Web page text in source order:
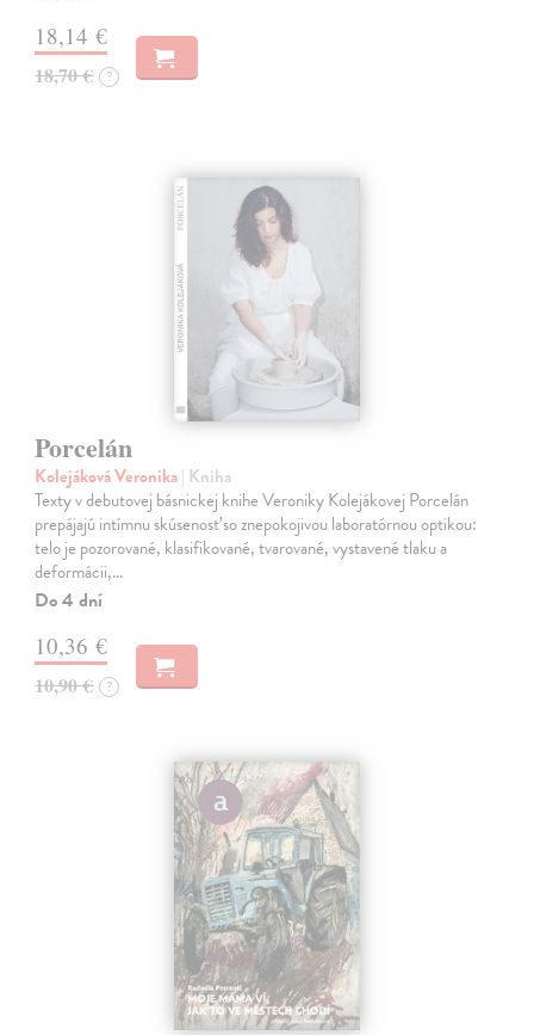
18,14 €
18,70 € ?
Porcelán
Kolejáková Veronika| Kniha
Texty v debutovej básnickej knihe Veroniky Kolejákovej Porcelán
prepájajú intímnu skúsenosť so znepokojivou laboratórnou optikou:
telo je pozorované, klasifikované, tvarované, vystavené tlaku a
deformácii,…
Do 4 dní
10,36 €
10,90 € ?